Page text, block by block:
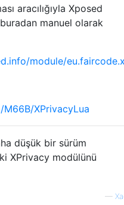
aracılığıyla Xposed
manuel olarak
module/
XPrivacyLua
düşük bir sürüm
XPrivacy modülünü
—